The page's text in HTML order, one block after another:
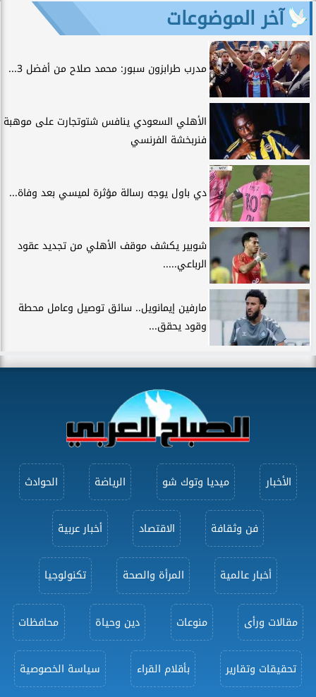
آخر الموضوعات
مدرب طرابزون سبور: محمد صلاح من أفضل 3...
الأهلي السعودي ينافس شتوتجارت على موهبة
فنربخشة الفرنسي
دي باول يوجه رسالة مؤثرة لميسي بعد وفاة...
شوبير يكشف موقف الأهلي من تجديد عقود
الرباعي.....
مارفين إيمانويل.. سائق توصيل وعامل محطة
وقود يحقق...
الأخبار ميديا وتوك شو الرياضة الحوادث
فن وثقافة الاقتصاد أخبار عربية
أخبار عالمية المرأة والصحة تكنولوجيا
مقالات ورأى منوعات دين وحياة محافظات
تحقيقات وتقارير بأقلام القراء سياسة الخصوصية